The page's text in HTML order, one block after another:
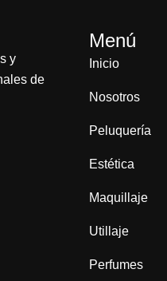
y
de
Menú
Inicio
Nosotros
Peluquería
Estética
Maquillaje
Utillaje
Perfumes